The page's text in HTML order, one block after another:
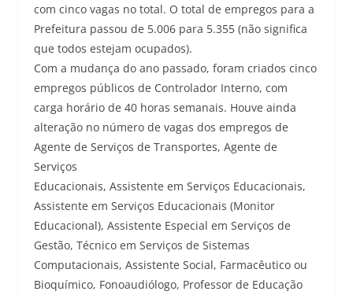
com cinco vagas no total. O total de empregos para a
Prefeitura passou de 5.006 para 5.355 (não significa
que todos estejam ocupados).
Com a mudança do ano passado, foram criados cinco
empregos públicos de Controlador Interno, com
carga horário de 40 horas semanais. Houve ainda
alteração no número de vagas dos empregos de
Agente de Serviços de Transportes, Agente de
Serviços
Educacionais, Assistente em Serviços Educacionais,
Assistente em Serviços Educacionais (Monitor
Educacional), Assistente Especial em Serviços de
Gestão, Técnico em Serviços de Sistemas
Computacionais, Assistente Social, Farmacêutico ou
Bioquímico, Fonoaudiólogo, Professor de Educação